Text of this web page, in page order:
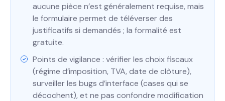
aucune pièce n’est généralement requise, mais
le formulaire permet de téléverser des
justificatifs si demandés ; la formalité est
gratuite.
Points de vigilance : vérifier les choix fiscaux
(régime d’imposition, TVA, date de clôture),
surveiller les bugs d’interface (cases qui se
décochent), et ne pas confondre modification